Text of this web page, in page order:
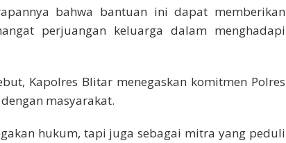
bahwa bantuan ini dapat memberikan
perjuangan keluarga dalam menghadapi
Kapolres Blitar menegaskan komitmen Polres
masyarakat.
hukum, tapi juga sebagai mitra yang peduli